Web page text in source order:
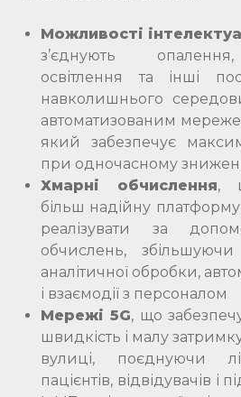
Можливості
з’єднують
освітлення та інші
навколишнього
автоматизованим
який забезпечує
при одночасному
Хмарні обчислення,
більш надійну
реалізувати за
обчислень,
аналітичної обробки,
і взаємодії з персоналом
Мережі 5G, що
швидкість і малу
вулиці, поєднуючи
пацієнтів, відвідувачів і